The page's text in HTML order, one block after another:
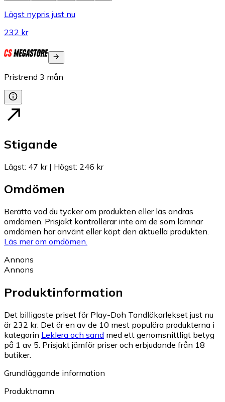
Lägst nypris just nu
232 kr
Pristrend 3 mån
Stigande
Lägst: 47 kr| Högst: 246 kr
Omdömen
Berätta vad du tycker om produkten eller läs andras
omdömen. Prisjakt kontrollerar inte om de som lämnar
omdömen har använt eller köpt den aktuella produkten.
Läs mer om omdömen.
Annons
Annons
Produktinformation
Det billigaste priset för Play-Doh Tandläkarlekset just nu
är 232 kr. Det är en av de 10 mest populära produkterna i
kategorin Leklera och sand med ett genomsnittligt betyg
på 1 av 5. Prisjakt jämför priser och erbjudande från 18
butiker.
Grundläggande information
Produktnamn